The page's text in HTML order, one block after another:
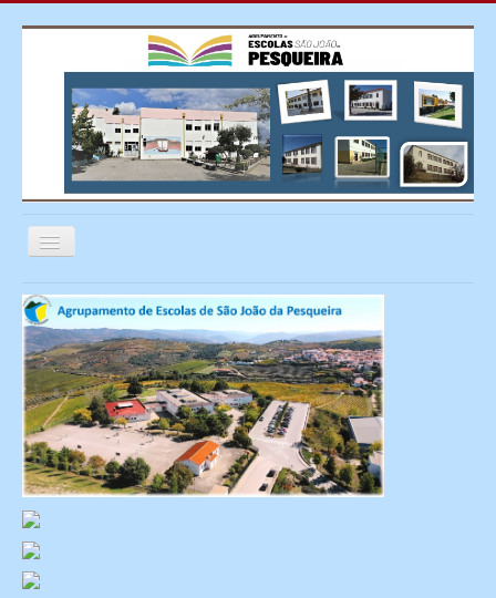
Ativar/Desativar